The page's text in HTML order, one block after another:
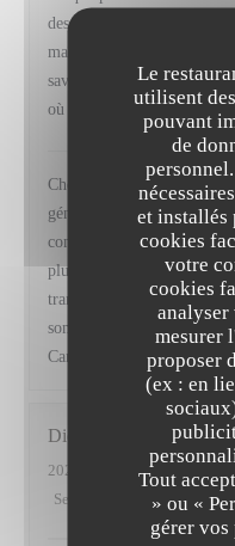
Le
utilisent
pouvant
de
et installés
cookies
votre
cookies
mesurer
proposer
(ex : en
Tout
» ou «
gérer vos
des produits de grande
maîtrisés et un équilibre
savoir-faire. Une adresse
où je reviendrai avec
a répondu
Cher Monsieur Fischer,
généreux, ils nous vont
contribué à faire de votre
plus belle des
transmettrons bien sûr vos
sommelier. Nous serons
Camille, Frédéric et toute
Didier
2026-07-11
- 19:45 -
Service
Ambiance : 4/